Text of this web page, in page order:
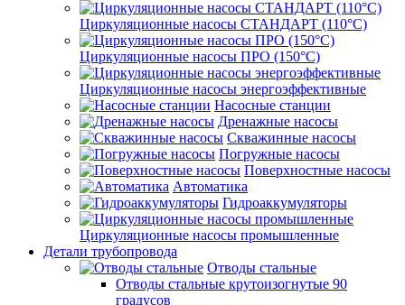
Циркуляционные насосы СТАНДАРТ (110°C)
Циркуляционные насосы ПРО (150°C)
Циркуляционные насосы энергоэффективные
Насосные станции
Дренажные насосы
Скважинные насосы
Погружные насосы
Поверхностные насосы
Автоматика
Гидроаккумуляторы
Циркуляционные насосы промышленные
Детали трубопровода
Отводы стальные
Отводы стальные крутоизогнутые 90
градусов